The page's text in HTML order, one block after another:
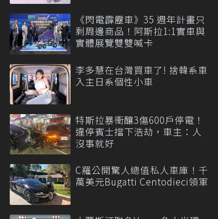
《閃電霹靂車》35 週年計畫只
剩周邊商品！阿斯拉1:1實車與
實體展覽雙雙喊卡
李多慧在台灣買車了! 捨韓系車
入主日系個性小車
特斯拉暴衝釀3傷600戶停電！
違停賓士擋下浩劫，車主：人
沒事就好
C羅公開驚人總值私人車庫！千
萬美元Bugatti Centodieci領軍